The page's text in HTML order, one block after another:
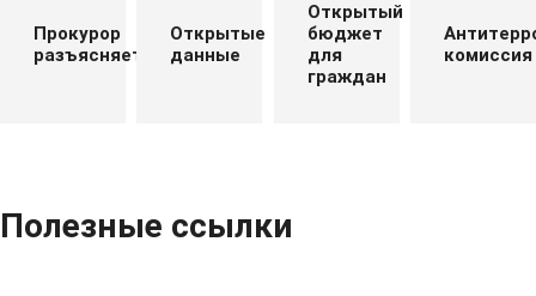
Прокурор
разъясняет
Открытые
данные
Открытый
бюджет
для
граждан
комиссия
Полезные ссылки